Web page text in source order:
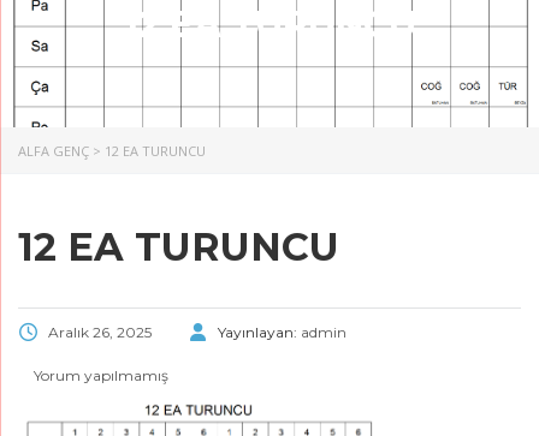
12 EA TURUNCU
ALFA GENÇ > 12 EA TURUNCU
12 EA TURUNCU
Aralık 26, 2025 Yayınlayan: admin
Yorum yapılmamış